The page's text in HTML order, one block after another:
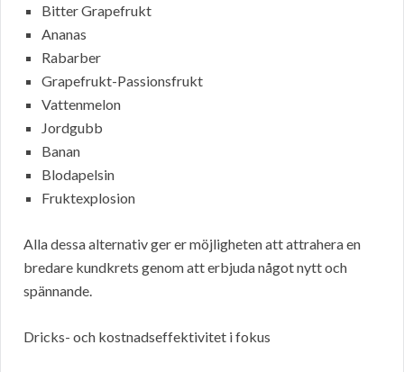
Bitter Grapefrukt
Ananas
Rabarber
Grapefrukt-Passionsfrukt
Vattenmelon
Jordgubb
Banan
Blodapelsin
Fruktexplosion
Alla dessa alternativ ger er möjligheten att attrahera en
bredare kundkrets genom att erbjuda något nytt och
spännande.
Dricks- och kostnadseffektivitet i fokus